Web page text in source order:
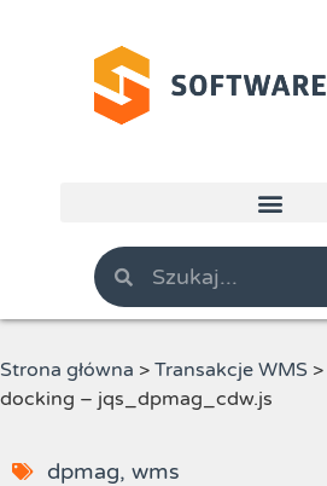
Strona główna > Transakcje WMS >
docking – jqs_dpmag_cdw.js
dpmag, wms